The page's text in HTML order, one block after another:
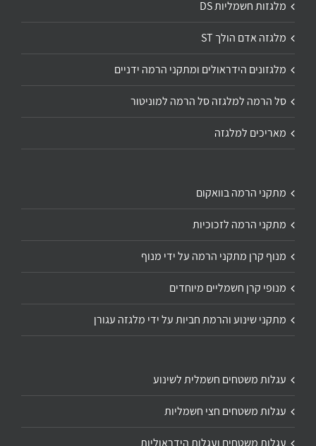
מלגזות חשמליות DS
מלגזה אדם הולך ST
מלגזונים הידראולים ומתקני הרמה ידניים
סל הרמה למלגזה סל הרמה למוניטור
מאריכים למלגזה
מתקני הרמה בוואקום
מתקני הרמה לזכוכיות
מנוף קרן מתקני הרמה על ידי מנוף
מנופי קרן חשמליים מיוחדים
מתקני שינוע והרמת חביות על ידי מלגזה עגורן
עגלות משטחים חשמלית לשינוע
עגלות משטחים חצי חשמליות
עגלות משטחים ועגלות הידראוליות